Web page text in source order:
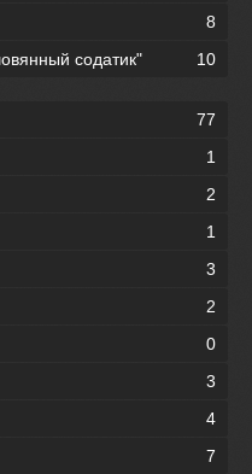
8
содатик"
10
77
1
2
1
3
2
0
3
4
7